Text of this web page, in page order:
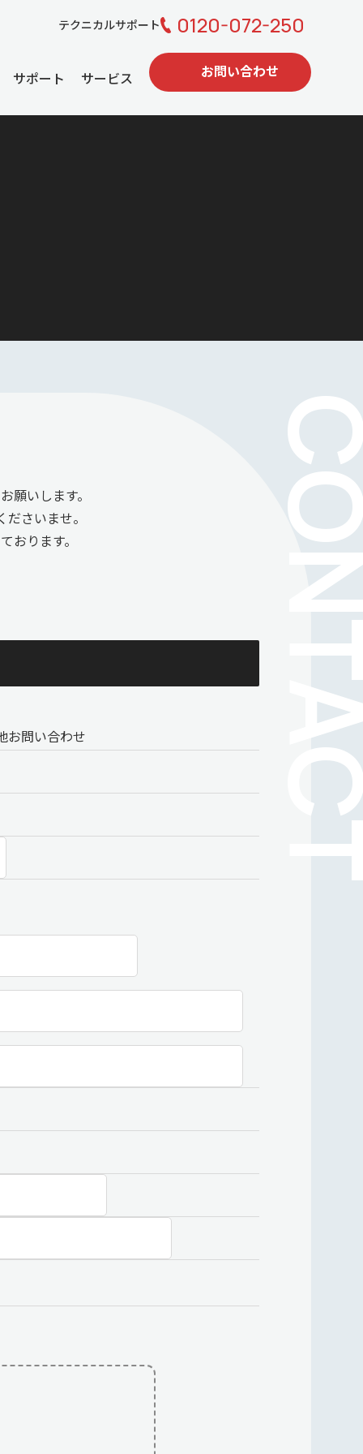
テクニカルサポート 0120-072-250
サポート サービス お問い合わせ
願いします。
さいませ。
おります。
お問い合わせ